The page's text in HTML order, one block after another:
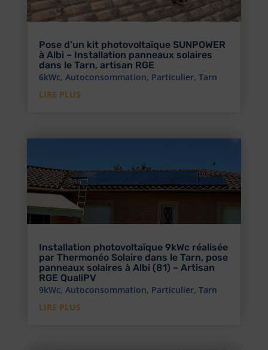
Pose d’un kit photovoltaïque SUNPOWER
à Albi – Installation panneaux solaires
dans le Tarn, artisan RGE
6kWc, Autoconsommation, Particulier, Tarn
LIRE PLUS
Installation photovoltaïque 9kWc réalisée
par Thermonéo Solaire dans le Tarn, pose
panneaux solaires à Albi (81) – Artisan
RGE QualiPV
9kWc, Autoconsommation, Particulier, Tarn
LIRE PLUS